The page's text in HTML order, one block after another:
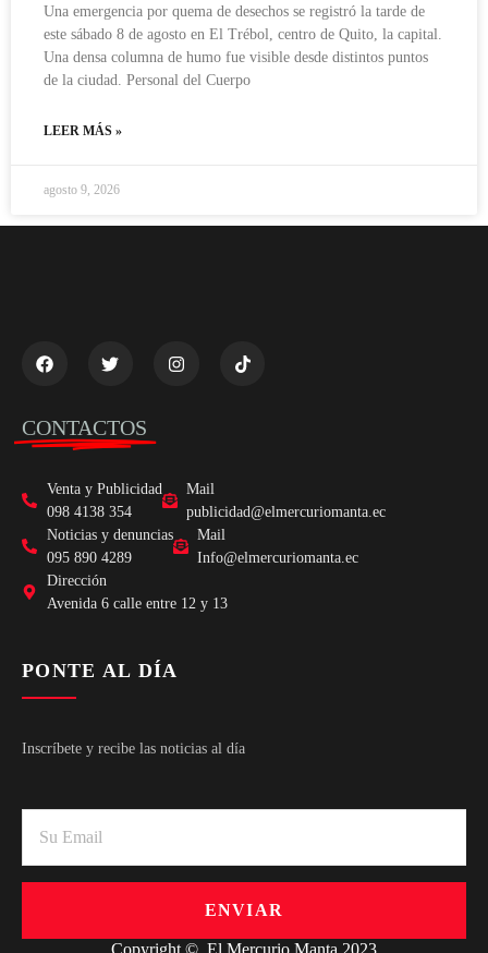
Una emergencia por quema de desechos se registró la tarde de
este sábado 8 de agosto en El Trébol, centro de Quito, la capital.
Una densa columna de humo fue visible desde distintos puntos
de la ciudad. Personal del Cuerpo
LEER MÁS »
agosto 9, 2026
CONTACTOS
Venta y Publicidad
098 4138 354
Mail
publicidad@elmercuriomanta.ec
Noticias y denuncias
095 890 4289
Mail
Info@elmercuriomanta.ec
Dirección
Avenida 6 calle entre 12 y 13
PONTE AL DÍA
Inscríbete y recibe las noticias al día
ENVIAR
Copyright © El Mercurio Manta 2023